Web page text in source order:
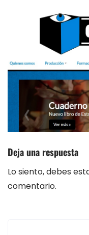
Deja una respuesta
Lo siento, debes
comentario.